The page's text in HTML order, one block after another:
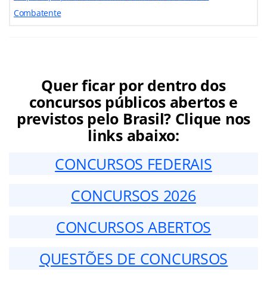
Combatente
Quer ficar por dentro dos
concursos públicos abertos e
previstos pelo Brasil? Clique nos
links abaixo:
CONCURSOS FEDERAIS
CONCURSOS 2026
CONCURSOS ABERTOS
QUESTÕES DE CONCURSOS